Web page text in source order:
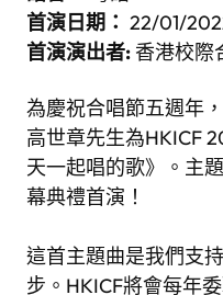
首演日期： 22/01/
首演演出者: 香港校際
為慶祝合唱節五週年
高世章先生為HKICF
天一起唱的歌》。主
幕典禮首演！
這首主題曲是我們支
步。HKICF將會每年